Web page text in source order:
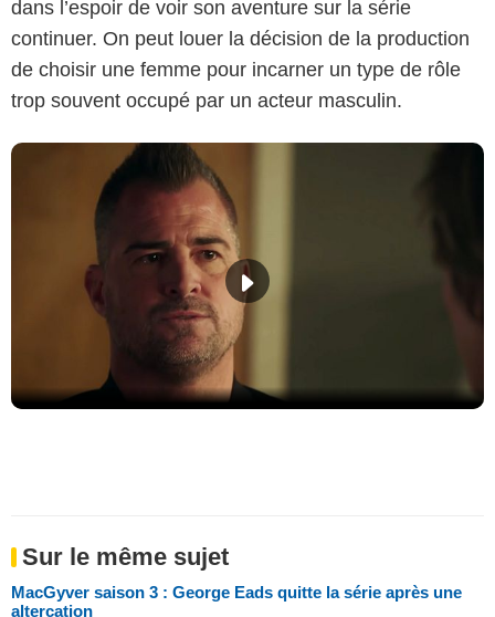
dans l’espoir de voir son aventure sur la série
continuer. On peut louer la décision de la production
de choisir une femme pour incarner un type de rôle
trop souvent occupé par un acteur masculin.
Sur le même sujet
MacGyver saison 3 : George Eads quitte la série après une
altercation